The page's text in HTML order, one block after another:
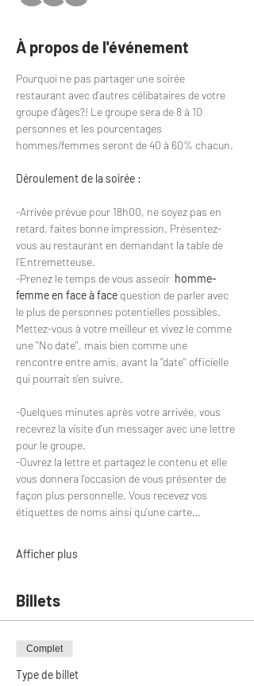
À propos de l'événement
Pourquoi ne pas partager une soirée
restaurant avec d'autres célibataires de votre
groupe d'âges?! Le groupe sera de 8 à 10
personnes et les pourcentages
hommes/femmes seront de 40 à 60% chacun.
Déroulement de la soirée :
-Arrivée prévue pour 18h00, ne soyez pas en
retard, faites bonne impression. Présentez-
vous au restaurant en demandant la table de
l'Entremetteuse.
-Prenez le temps de vous asseoir homme-
femme en face à face question de parler avec
le plus de personnes potentielles possibles.
Mettez-vous à votre meilleur et vivez le comme
une ''No date'', mais bien comme une
rencontre entre amis, avant la ''date'' officielle
qui pourrait s'en suivre.
-Quelques minutes après votre arrivée, vous
recevrez la visite d'un messager avec une lettre
pour le groupe.
-Ouvrez la lettre et partagez le contenu et elle
vous donnera l'occasion de vous présenter de
façon plus personnelle. Vous recevez vos
étiquettes de noms ainsi qu'une carte…
Afficher plus
Billets
Complet
Type de billet